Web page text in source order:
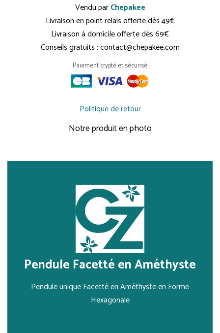
Vendu parChepakee
Livraison en point relais offerte dès 49€
Livraison à domicile offerte dès 69€
Conseils gratuits : contact@chepakee.com
Paiement crypté et sécurisé
Politique de retour
Notre produit en photo
Pendule Facetté en Améthyste
Pendule unique Facetté en Améthyste en Forme
Hexagonale